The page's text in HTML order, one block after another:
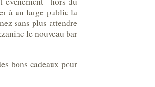
à un large public la
sans plus attendre
le nouveau bar
bons cadeaux pour